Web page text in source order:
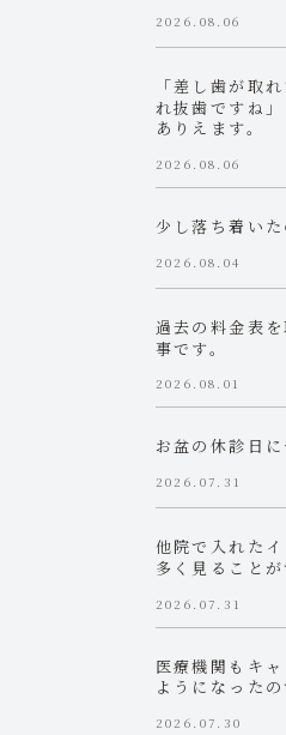
2026.08.06
「差し歯が取
れ抜歯ですね
ありえます。
2026.08.06
少し落ち着いた
2026.08.04
過去の料金表
事です。
2026.08.01
お盆の休診日に
2026.07.31
他院で入れた
多く見ることが
2026.07.31
医療機関もキ
ようになったの
2026.07.30